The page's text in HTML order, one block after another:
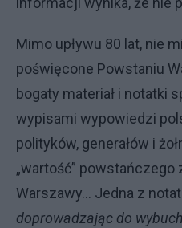
Mimo upływu 80 lat, nie
poświęcone Powstaniu
bogaty materiał i notatki
wypisami wypowiedzi
polityków, generałów i
„wartość” powstańczego
Warszawy... Jedna z
doprowadzając do